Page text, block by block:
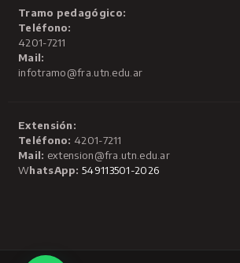
Tramo pedagógico:
Teléfono:
4201-7211
Mail:
infotramo@fra.utn.edu.ar
Extensión:
Teléfono: 4201-7211
Mail: extension@fra.utn.edu.ar
WhatsApp: 549113501-2026